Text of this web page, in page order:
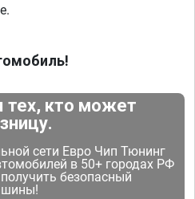
кто может
сети Евро Чип Тюнинг
в 50+ городах РФ
безопасный